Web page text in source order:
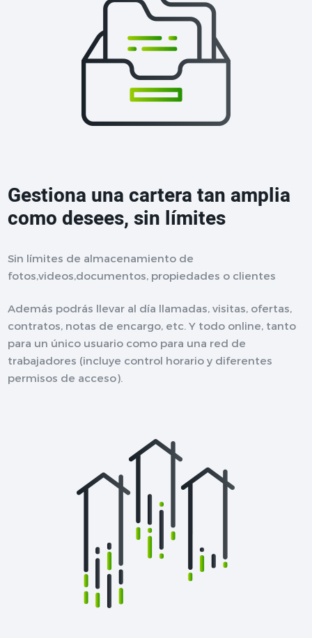
Gestiona una cartera tan amplia
como desees, sin límites
Sin límites de almacenamiento de
fotos,videos,documentos, propiedades o clientes
Además podrás llevar al día llamadas, visitas, ofertas,
contratos, notas de encargo, etc. Y todo online, tanto
para un único usuario como para una red de
trabajadores (incluye control horario y diferentes
permisos de acceso).